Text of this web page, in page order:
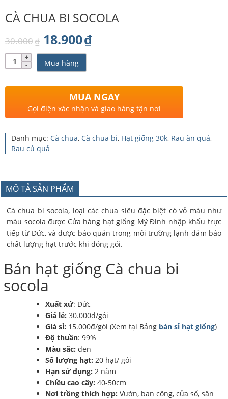
CÀ CHUA BI SOCOLA
30.000₫ Giá
gốc
là:
30.000₫.
18.900₫Giá
là:
18.900₫.
Số
lượng
Mua hàng
MUA NGAY
Gọi điện xác nhận và giao hàng tận nơi
Danh mục: Cà chua, Cà chua bi, Hạt giống 30k, Rau ăn quả,
Rau củ quả
MÔ TẢ SẢN PHẨM
Cà chua bi socola, loại các chua siêu đặc biệt có vỏ màu như
màu socola được Cửa hàng hạt giống Mỹ Đình nhập khẩu trực
tiếp từ Đức, và được bảo quản trong môi trường lạnh đảm bảo
chất lượng hạt trước khi đóng gói.
Bán hạt giống Cà chua bi
socola
Xuất xứ: Đức
Giá lẻ: 30.000đ/gói
Giá sỉ: 15.000đ/gói (Xem tại Bảng bán sỉ hạt giống)
Độ thuần: 99%
Màu sắc: đen
Số lượng hạt: 20 hạt/ gói
Hạn sử dụng: 2 năm
Chiều cao cây: 40-50cm
Nơi trồng thích hợp: Vườn, ban công, cửa sổ, sân